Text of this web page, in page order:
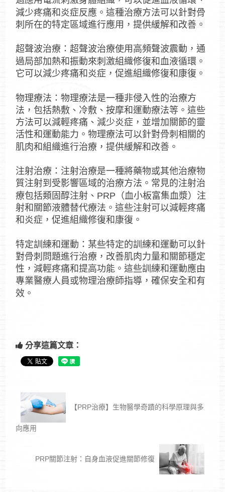
減少疼痛和炎症反應。這種治療方法可以針對骨
刺所在的特定區域進行應用，提供緩解和改善。
超聲波治療：超聲波治療使用高頻聲波震動，通
過局部加熱和振動來刺激組織修復和血液循環。
它可以減少疼痛和炎症，促進組織修復和康復。
物理療法：物理療法是一種非侵入性的治療方
法，包括熱敷、冷敷、按摩和運動療法等。這些
方法可以減輕疼痛、減少炎症，並增加關節的靈
活性和運動能力。物理療法可以針對骨刺相關的
肌肉和組織進行治療，提供緩解和改善。
注射治療：注射治療是一種將藥物或其他治療物
質注射到受影響區域的治療方法。常見的注射治
療包括類固醇注射、PRP（血小板富集血漿）注
射和關節液體替代療法。這些注射可以減輕疼痛
和炎症，促進組織修復和康復。
特定訓練和運動：某些特定的訓練和運動可以針
對骨刺問題進行治療，改善肌肉力量和關節穩定
性，減輕疼痛和提高功能。這些訓練和運動應由
專業醫療人員或物理治療師指導，確保安全和有
效。
分享這篇文章：
【PRP治療】生物醫學奇蹟的科學原理與多
向應用
PRP關節注射：自身血液促進關節修復